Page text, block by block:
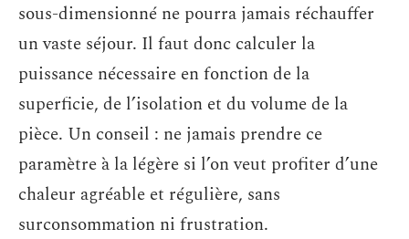
sous-dimensionné ne pourra jamais réchauffer
un vaste séjour. Il faut donc calculer la
puissance nécessaire en fonction de la
superficie, de l’isolation et du volume de la
pièce. Un conseil : ne jamais prendre ce
paramètre à la légère si l’on veut profiter d’une
chaleur agréable et régulière, sans
surconsommation ni frustration.